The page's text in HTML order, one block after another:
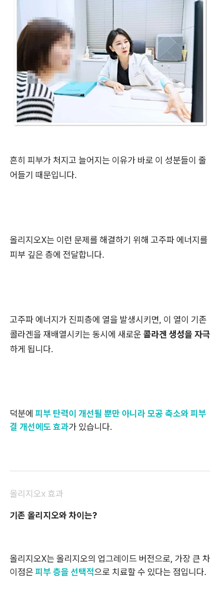
흔히 피부가 처지고 늘어지는 이유가 바로 이 성분들이 줄
어들기 때문입니다.
올리지오X는 이런 문제를 해결하기 위해 고주파 에너지를
피부 깊은 층에 전달합니다.
고주파 에너지가 진피층에 열을 발생시키면, 이 열이 기존
콜라겐을 재배열시키는 동시에 새로운 콜라겐 생성을 자극
하게 됩니다.
덕분에 피부 탄력이 개선될 뿐만 아니라 모공 축소와 피부
결 개선에도 효과가 있습니다.
올리지오x 효과
기존 올리지오와 차이는?
올리지오X는 올리지오의 업그레이드 버전으로, 가장 큰 차
이점은 피부 층을 선택적으로 치료할 수 있다는 점입니다.